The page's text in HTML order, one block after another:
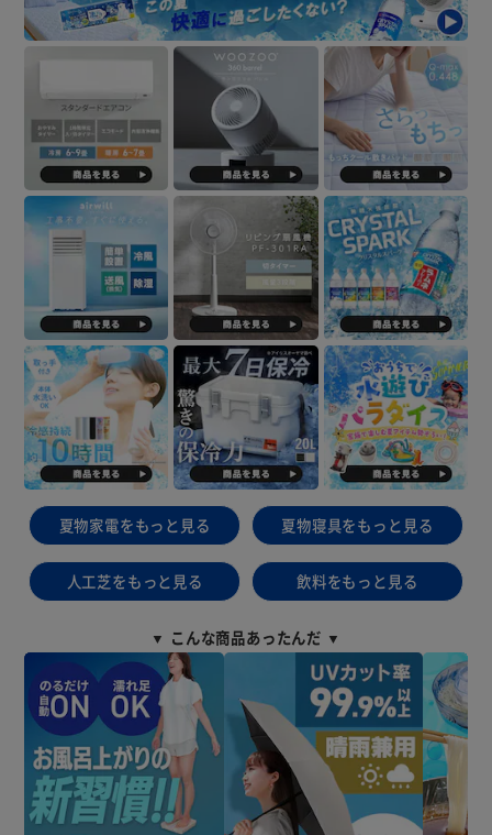
夏物家電をもっと見る 夏物寝具をもっと見る
人工芝をもっと見る 飲料をもっと見る
▼ こんな商品あったんだ ▼